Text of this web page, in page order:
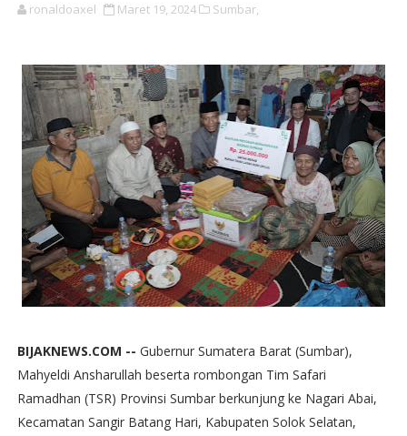
ronaldoaxel Maret 19, 2024 Sumbar,
BIJAKNEWS.COM -- Gubernur Sumatera Barat (Sumbar),
Mahyeldi Ansharullah beserta rombongan Tim Safari
Ramadhan (TSR) Provinsi Sumbar berkunjung ke Nagari Abai,
Kecamatan Sangir Batang Hari, Kabupaten Solok Selatan,